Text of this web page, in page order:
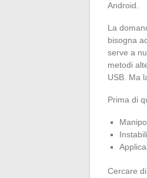
Android.
La
bisogna
serve a
metodi
USB. Ma
Prima di
Cercare